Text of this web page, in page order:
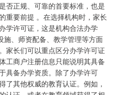
否正规、可靠的首要标准，也是
重要前提 。在选择机构时，家长
学许可证，这是机构合法办学
施、师资配备、教学管理等方面
家长们可以重点区分办学许可证
工商户注册信息只能说明其具备
具备办学资质。除了办学许可
了其他权威的教育认证。例如，